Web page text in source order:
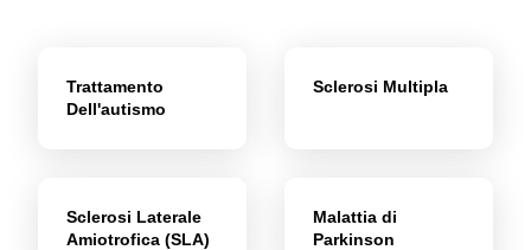
Trattamento
Dell'autismo
Sclerosi Multipla
Sclerosi Laterale
Amiotrofica (SLA)
Malattia di
Parkinson